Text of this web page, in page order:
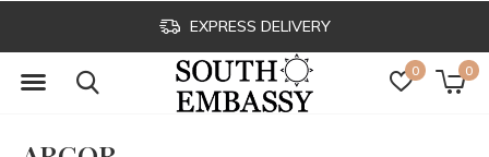
0 0
EXPRESS DELIVERY